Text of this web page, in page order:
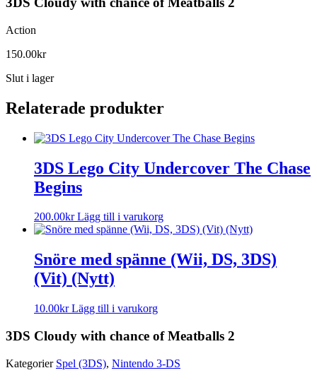
Action
150.00kr
Slut i lager
Relaterade produkter
3DS Lego City Undercover The Chase
Begins
200.00kr Lägg till i varukorg
Snöre med spänne (Wii, DS, 3DS)
(Vit) (Nytt)
10.00kr Lägg till i varukorg
3DS Cloudy with chance of Meatballs 2
Kategorier Spel (3DS), Nintendo 3-DS